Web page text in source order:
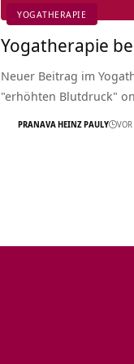
YOGATHERAPIE
Yogatherapie
Neuer Beitrag im
"erhöhten Blutdruck"
PRANAVA HEINZ PAULY VOR